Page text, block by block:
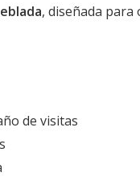
, diseñada
de visitas